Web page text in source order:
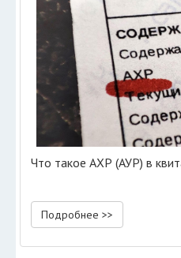
Что такое АХР (АУР) в
Подробнее >>